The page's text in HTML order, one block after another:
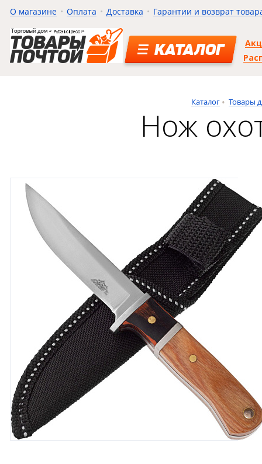
О магазине Оплата Доставка Гарантии и возврат
КАТАЛОГ
Каталог Товары
Нож